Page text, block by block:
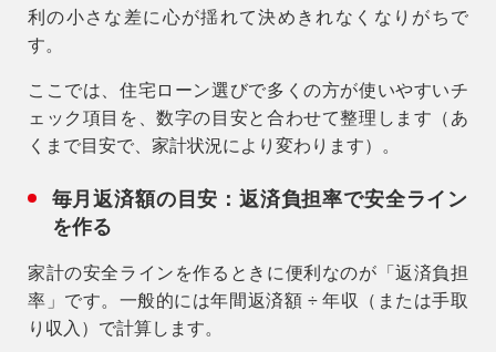
利の小さな差に心が揺れて決めきれなくなりがちで
す。
ここでは、住宅ローン選びで多くの方が使いやすいチ
ェック項目を、数字の目安と合わせて整理します（あ
くまで目安で、家計状況により変わります）。
毎月返済額の目安：返済負担率で安全ライン
を作る
家計の安全ラインを作るときに便利なのが「返済負担
率」です。一般的には年間返済額 ÷ 年収
（または手取
り収入）で計算します。